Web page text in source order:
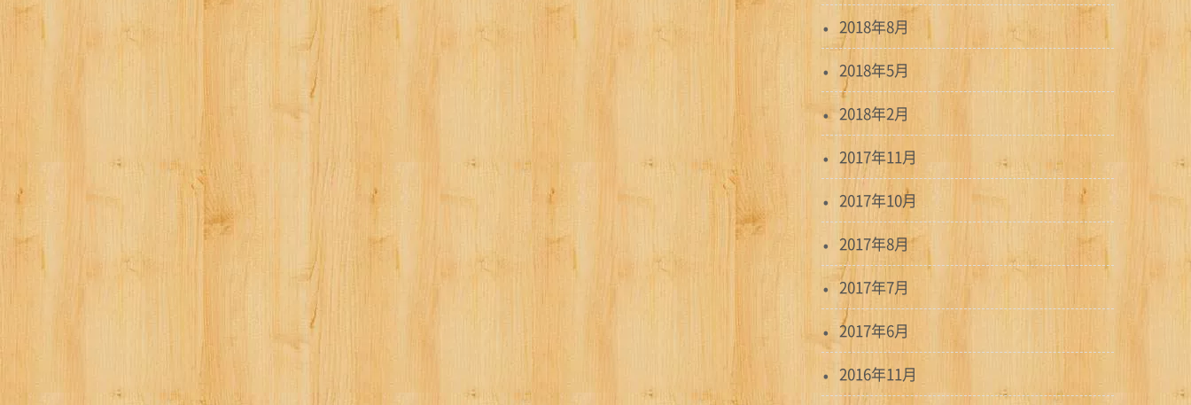
2018年8月
2018年5月
2018年2月
2017年11月
2017年10月
2017年8月
2017年7月
2017年6月
2016年11月